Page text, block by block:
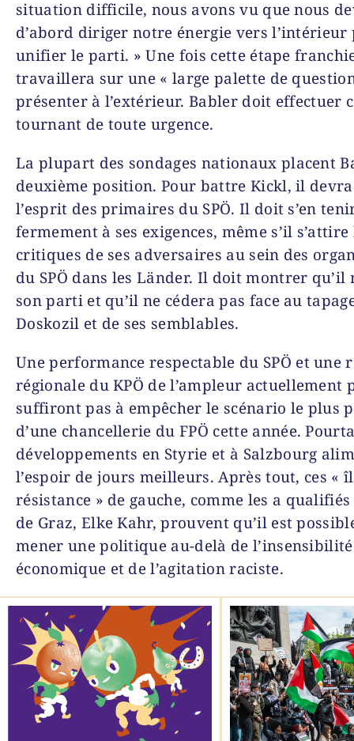
situation difficile, nous avons vu que nous
d’abord diriger notre énergie vers l’intérieur
unifier le parti. » Une fois cette étape
travaillera sur une « large palette de
présenter à l’extérieur. Babler doit effectuer
tournant de toute urgence.
La plupart des sondages nationaux placent
deuxième position. Pour battre Kickl, il
l’esprit des primaires du SPÖ. Il doit s’en
fermement à ses exigences, même s’il s’attire
critiques de ses adversaires au sein des
du SPÖ dans les Länder. Il doit montrer qu’il
son parti et qu’il ne cédera pas face au
Doskozil et de ses semblables.
Une performance respectable du SPÖ et une
régionale du KPÖ de l’ampleur actuellement
suffiront pas à empêcher le scénario le plus
d’une chancellerie du FPÖ cette année.
développements en Styrie et à Salzbourg
l’espoir de jours meilleurs. Après tout, ces «
résistance » de gauche, comme les a
de Graz, Elke Kahr, prouvent qu’il est
mener une politique au-delà de l’insensibilité
économique et de l’agitation raciste.